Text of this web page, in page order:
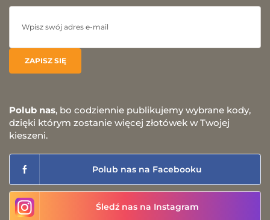
Polub nas, bo codziennie publikujemy wybrane kody,
dzięki którym zostanie więcej złotówek w Twojej
kieszeni.
Polub nas na Facebooku
Śledź nas na Instagram